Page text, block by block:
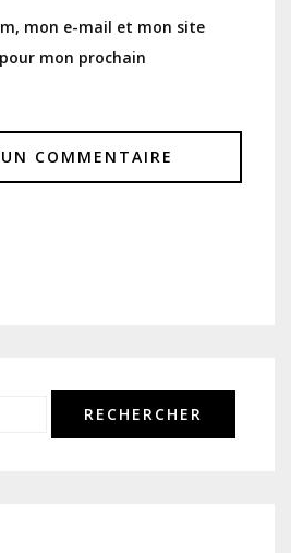
mon e-mail et mon site
mon prochain